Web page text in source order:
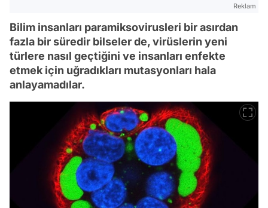
Reklam
Bilim insanları paramiksovirusleri bir asırdan
fazla bir süredir bilseler de, virüslerin yeni
türlere nasıl geçtiğini ve insanları enfekte
etmek için uğradıkları mutasyonları hala
anlayamadılar.